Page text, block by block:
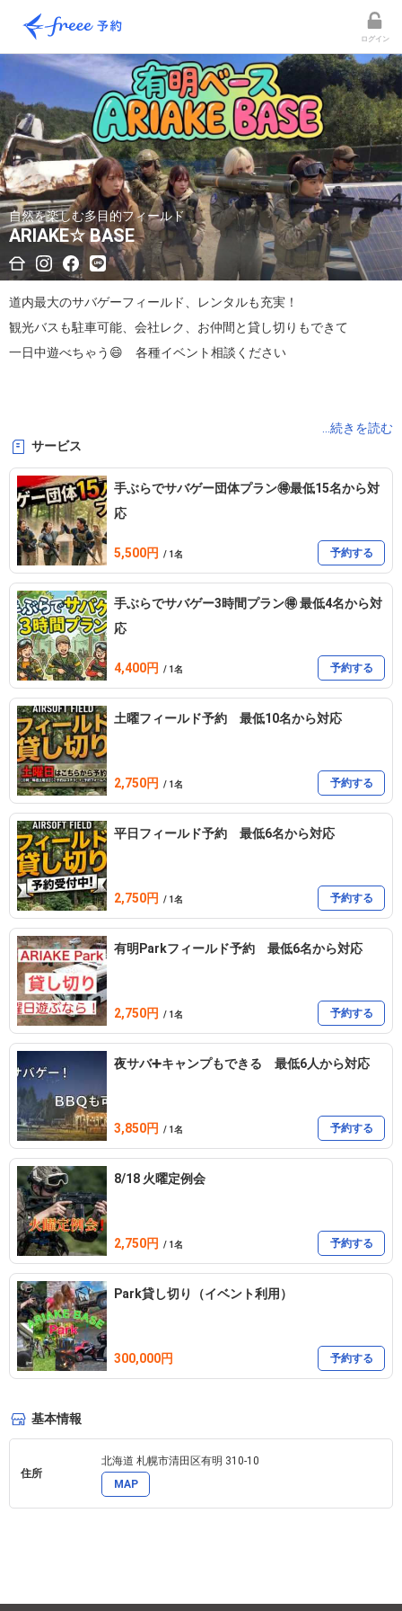
ログイン
自然を楽しむ多目的フィールド
ARIAKE☆ BASE
道内最大のサバゲーフィールド、レンタルも充実！
観光バスも駐車可能、会社レク、お仲間と貸し切りもできて
一日中遊べちゃう😄　各種イベント相談ください
メインフィールド　6人〜
①9:00〜16:30
②16:30〜23:00（BASEのみ、夏季限定）
サブフィールド　4人〜（改装中）
②13:00〜16:30
月２回　日曜日はサバゲー定例会‼️
月1回　火曜定例会開催😊
※春香山 は閉鎖してParkとなりました
⚠️ 表示金額x人数＝合計金額
表示金額xレンタル＝合計金額
⛔️料金は予約者様がまとめて
精算お願いいたします⛔️
キャンセル料金
当日（天気不良以外）100%
前日18:00迄　　　無料
BBQ付きプラン2日前〜当日　100%
※天候が怪しい場合こちらからご連絡いたします
4日前18:00迄　　　　無料
...続きを読む
サービス
手ぶらでサバゲー団体プラン🉐最低15名から対
応
5,500円 / 1名 予約する
手ぶらでサバゲー3時間プラン🉐 最低4名から対
応
4,400円 / 1名 予約する
土曜フィールド予約 最低10名から対応
2,750円 / 1名 予約する
平日フィールド予約 最低6名から対応
2,750円 / 1名 予約する
有明Parkフィールド予約 最低6名から対応
2,750円 / 1名 予約する
夜サバ➕キャンプもできる 最低6人から対応
3,850円 / 1名 予約する
8/18 火曜定例会
2,750円 / 1名 予約する
Park貸し切り（イベント利用）
300,000円 予約する
基本情報
住所
北海道 札幌市清田区有明 310-10
MAP